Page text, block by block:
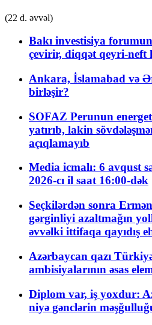
(22 d. əvvəl)
Bakı investisiya
çevirir, diqqət qeyri-neft
Ankara, İslamabad və
birləşir?
SOFAZ Perunun
yatırıb, lakin
açıqlamayıb
Media icmalı: 6 avqust
2026-cı il saat 16:00-dək
Seçkilərdən sonra
gərginliyi azaltmağın
əvvəlki ittifaqa qayıdış
Azərbaycan qazı
ambisiyalarının əsas
Diplom var, iş yoxdur:
niyə gənclərin